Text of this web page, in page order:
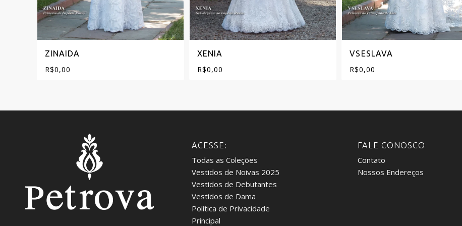
ZINAIDA
R$0,00
XENIA
R$0,00
VSESLAVA
R$0,00
ACESSE:
Todas as Coleções
Vestidos de Noivas 2025
Vestidos de Debutantes
Vestidos de Dama
Política de Privacidade
Principal
FALE CONOSCO
Contato
Nossos Endereços